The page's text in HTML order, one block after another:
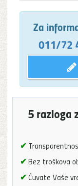
Za
011/72
5 razloga
✔
✔ Bez troškova
✔ Čuvate Vaše